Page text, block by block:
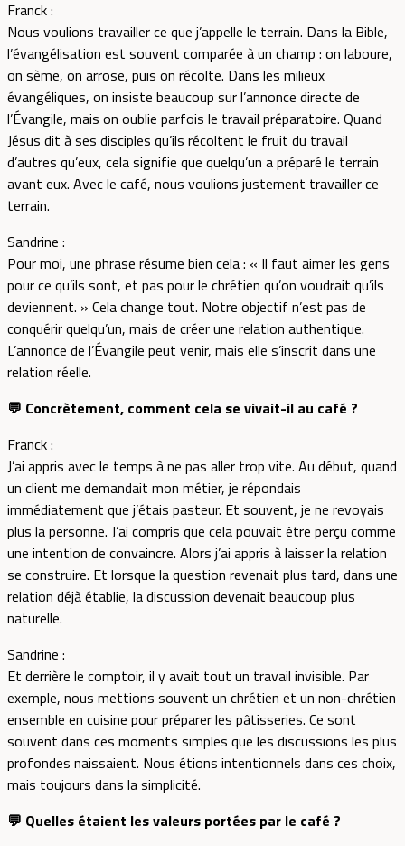
Franck :
Nous voulions travailler ce que j’appelle le terrain. Dans la Bible,
l’évangélisation est souvent comparée à un champ : on laboure,
on sème, on arrose, puis on récolte. Dans les milieux
évangéliques, on insiste beaucoup sur l’annonce directe de
l’Évangile, mais on oublie parfois le travail préparatoire. Quand
Jésus dit à ses disciples qu’ils récoltent le fruit du travail
d’autres qu’eux, cela signifie que quelqu’un a préparé le terrain
avant eux. Avec le café, nous voulions justement travailler ce
terrain.
Sandrine :
Pour moi, une phrase résume bien cela : « Il faut aimer les gens
pour ce qu’ils sont, et pas pour le chrétien qu’on voudrait qu’ils
deviennent. » Cela change tout. Notre objectif n’est pas de
conquérir quelqu’un, mais de créer une relation authentique.
L’annonce de l’Évangile peut venir, mais elle s’inscrit dans une
relation réelle.
💬 Concrètement, comment cela se vivait-il au café ?
Franck :
J’ai appris avec le temps à ne pas aller trop vite. Au début, quand
un client me demandait mon métier, je répondais
immédiatement que j’étais pasteur. Et souvent, je ne revoyais
plus la personne. J’ai compris que cela pouvait être perçu comme
une intention de convaincre. Alors j’ai appris à laisser la relation
se construire. Et lorsque la question revenait plus tard, dans une
relation déjà établie, la discussion devenait beaucoup plus
naturelle.
Sandrine :
Et derrière le comptoir, il y avait tout un travail invisible. Par
exemple, nous mettions souvent un chrétien et un non-chrétien
ensemble en cuisine pour préparer les pâtisseries. Ce sont
souvent dans ces moments simples que les discussions les plus
profondes naissaient. Nous étions intentionnels dans ces choix,
mais toujours dans la simplicité.
💬 Quelles étaient les valeurs portées par le café ?